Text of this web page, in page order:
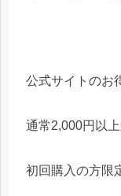
公式サイトのお
通常2,000円以
初回購入の方限